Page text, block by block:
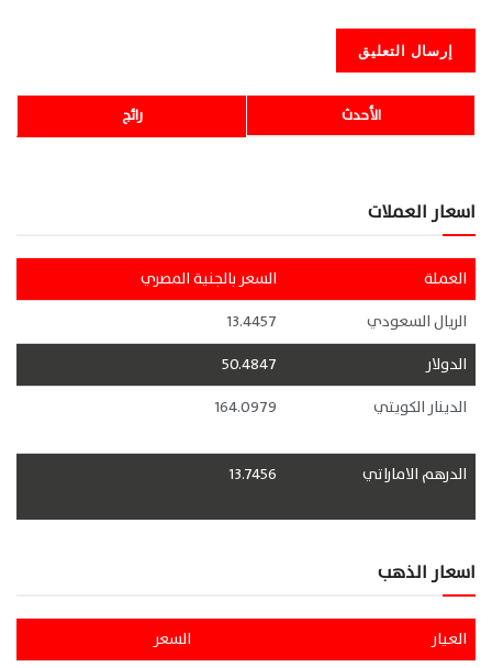
رائج الأحدث
اسعار العملات
العملة
السعر بالجنية المصري
الريال السعودي
13.4457
الدولار
50.4847
الدينار الكويتي
164.0979
الدرهم الاماراتي 13.7456
اسعار الذهب
العيار
السعر